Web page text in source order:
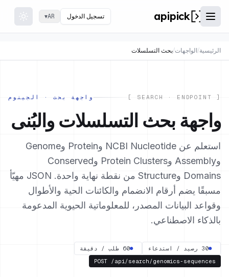
apipick تسجيل الدخول AR
▾
فتح القائمة
الرئيسية/الواجهات/بحث التسلسلات
[ SEARCH · ENDPOINT ] واجهة بحث · الجينوم
واجهة بحث التسلسلات والبُنى
استعلم عن NCBI Nucleotide وProtein وGenome
وAssembly وProtein Clusters وConserved
Domains وStructure من نقطة نهاية واحدة. JSON مهيّأ
مسبقًا يضم أرقام الانضمام والكائنات الحية والأطوال
وقواعد البيانات المصدر، للمعلوماتية الحيوية المدعومة
بالذكاء الاصطناعي.
●30 رصيد / استدعاء ●60 طلب / دقيقة
POST /api/search/genomics-sequences